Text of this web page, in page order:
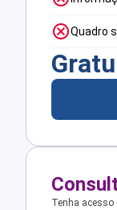
Quadro
Tenha